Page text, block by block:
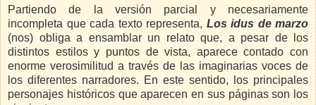
Partiendo de la versión parcial y necesariamente
incompleta que cada texto representa, Los idus de marzo
(nos) obliga a ensamblar un relato que, a pesar de los
distintos estilos y puntos de vista, aparece contado con
enorme verosimilitud a través de las imaginarias voces de
los diferentes narradores. En este sentido, los principales
personajes históricos que aparecen en sus páginas son los